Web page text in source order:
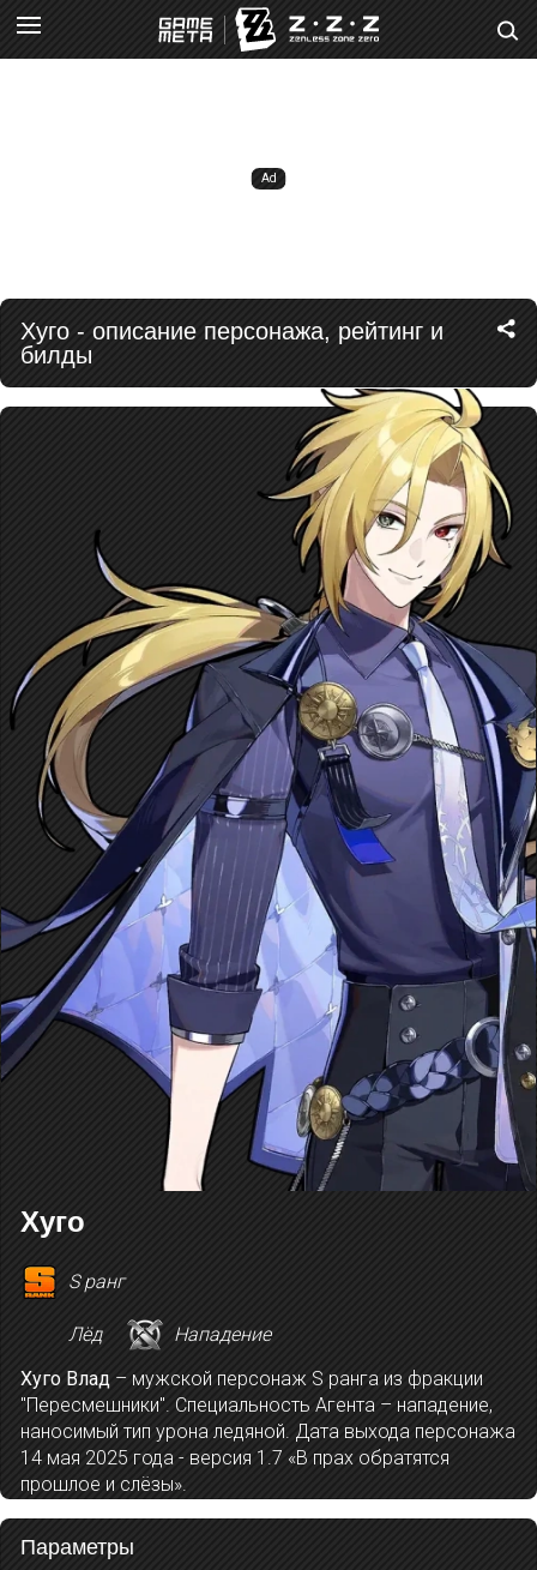
Хуго - описание персонажа, рейтинг и
билды
Хуго
S ранг
Лёд
Нападение
Хуго Влад – мужской персонаж S ранга из фракции
"Пересмешники". Специальность Агента – нападение,
наносимый тип урона ледяной. Дата выхода персонажа
14 мая 2025 года - версия 1.7 «В прах обратятся
прошлое и слёзы».
Параметры